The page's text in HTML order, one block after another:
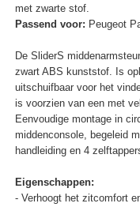
met zwarte stof.
Passend voor: Peugeot
De SliderS
zwart ABS kunststof. Is
uitschuifbaar voor het
is voorzien van een met
Eenvoudige montage in
middenconsole, begeleid
handleiding en 4
Eigenschappen:
- Verhoogt het zitcomfort